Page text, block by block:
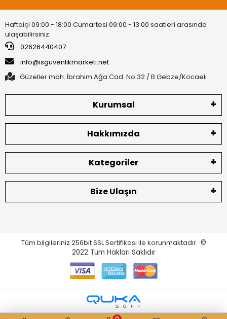
Haftaiçi 09:00 - 18:00 Cumartesi 09:00 - 13:00 saatleri arasında
ulaşabilirsiniz.
02626440407
info@isguvenlikmarketi.net
Güzeller mah. İbrahim Ağa Cad. No:32 / B Gebze/Kocaeli
Kurumsal
Hakkımızda
Kategoriler
Bize Ulaşın
Tüm bilgileriniz 256bit SSL Sertifikası ile korunmaktadır. ©
2022 Tüm Hakları Saklıdır